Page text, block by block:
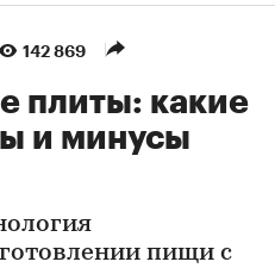
142 869
плиты: какие
и минусы
пищи с